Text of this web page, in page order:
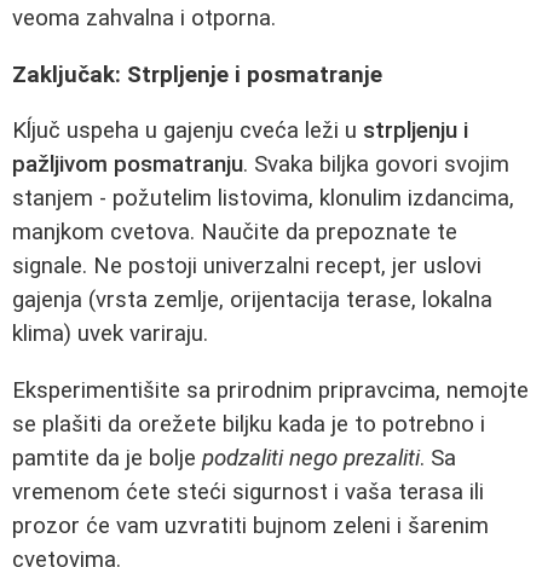
veoma zahvalna i otporna.
Zaključak: Strpljenje i posmatranje
Kĺjuč uspeha u gajenju cveća leži u strpljenju i
pažljivom posmatranju. Svaka biljka govori svojim
stanjem - požutelim listovima, klonulim izdancima,
manjkom cvetova. Naučite da prepoznate te
signale. Ne postoji univerzalni recept, jer uslovi
gajenja (vrsta zemlje, orijentacija terase, lokalna
klima) uvek variraju.
Eksperimentišite sa prirodnim pripravcima, nemojte
se plašiti da orežete biljku kada je to potrebno i
pamtite da je bolje podzaliti nego prezaliti. Sa
vremenom ćete steći sigurnost i vaša terasa ili
prozor će vam uzvratiti bujnom zeleni i šarenim
cvetovima.